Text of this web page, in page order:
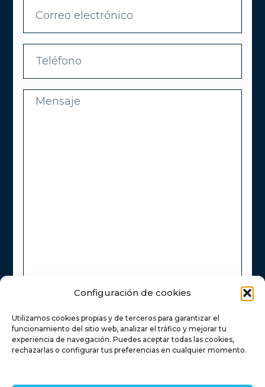
Configuración de cookies
Utilizamos cookies propias y de terceros para garantizar el
funcionamiento del sitio web, analizar el tráfico y mejorar tu
experiencia de navegación. Puedes aceptar todas las cookies,
rechazarlas o configurar tus preferencias en cualquier momento.
He leído y acepto laPolítica de Privacidad
Enviar